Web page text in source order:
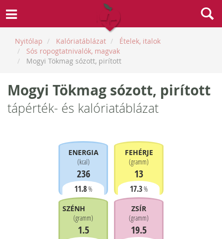
Nyitólap Kalóriatáblázat
Ételek, italok
Sós ropogtatnivalók, magvak
Mogyi Tökmag sózott, pirított
Mogyi Tökmag sózott, pirított
tápérték- és kalóriatáblázat
ENERGIA
(kcal)
236
11.8%
FEHÉRJE
(gramm)
13
17.3%
SZÉNHIDRÁT
(gramm)
1.5
ZSÍR
(gramm)
19.5